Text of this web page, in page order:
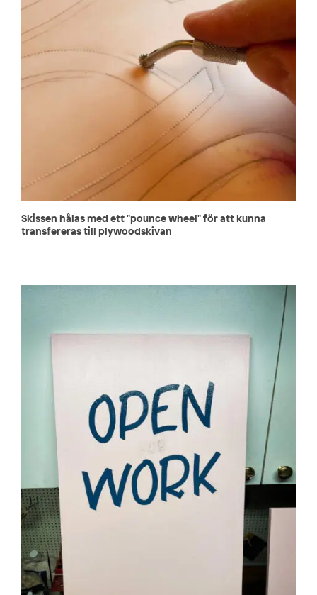
Skissen hålas med ett "pounce wheel" för att kunna
transfereras till plywoodskivan